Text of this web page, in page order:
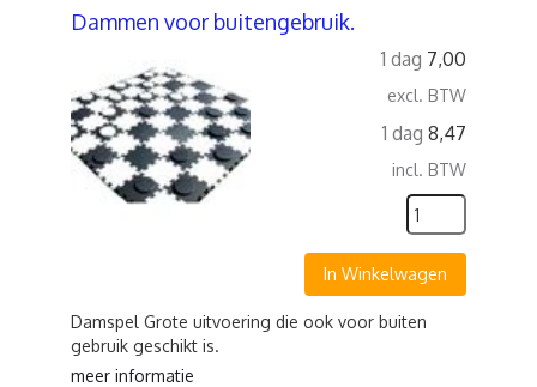
Dammen voor buitengebruik.
1 dag 7,00
excl. BTW
1 dag 8,47
incl. BTW
In Winkelwagen
Damspel Grote uitvoering die ook voor buiten
gebruik geschikt is.
meer informatie